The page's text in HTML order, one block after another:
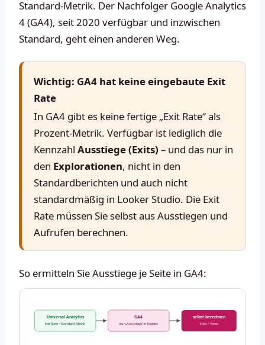
Standard-Metrik. Der Nachfolger Google Analytics
4 (GA4), seit 2020 verfügbar und inzwischen
Standard, geht einen anderen Weg.
Wichtig: GA4 hat keine eingebaute Exit
Rate
In GA4 gibt es keine fertige „Exit Rate“ als
Prozent-Metrik. Verfügbar ist lediglich die
Kennzahl Ausstiege (Exits) – und das nur in
den Explorationen, nicht in den
Standardberichten und auch nicht
standardmäßig in Looker Studio. Die Exit
Rate müssen Sie selbst aus Ausstiegen und
Aufrufen berechnen.
So ermitteln Sie Ausstiege je Seite in GA4:
Universal Analytics
Exit Rate = Standard-Metrik
GA4
nur „Ausstiege“ in Explore
selbst berechnen
Exits ÷ Views